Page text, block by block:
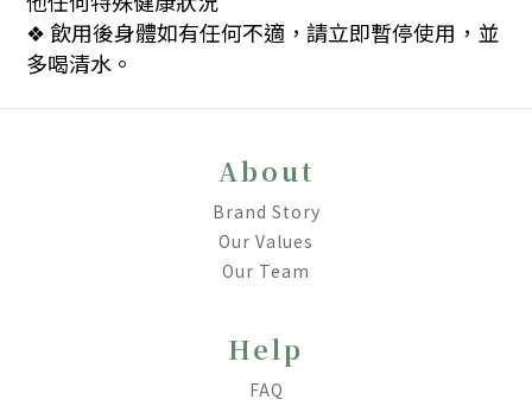
❖ 飲用後身體如有任何不適，請立即暫停使用，並
多喝清水。
About
Brand Story
Our Values
Our Team
Help
FAQ